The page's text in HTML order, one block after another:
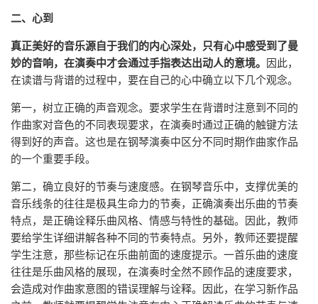
二、心到
真正美好的音乐源自于我们的内心深处，只有心中感受到了曼
妙的音响，在演奏中才会通过手指表达出动人的意境。 因此，
在读谱与背谱的过程中，要在自己的心中确立以下几个观念。
第一，树立正确的声音观念。要求学生在背谱时注意到不同的
作曲家对音色的不同表现要求，在演奏时通过正确的触键方法
得到好的声音。这也是在钢琴演奏中区分不同时期作曲家作品
的一个重要手段。
第二，确立良好的节奏与速度感。在钢琴音乐中，支撑优美的
音乐线条的往往是极具生命力的节奏，正确演奏出乐曲的节奏
特点，是正确诠释乐曲风格、情感与特性的基础。因此，教师
要给学生详细讲解各种不同的节奏特点。另外，教师还要提醒
学生注意，那些标记在乐曲前面的速度提示。一首乐曲的速度
往往是乐曲风格的展现，在演奏时全然不顾作品的速度要求，
会造成对作曲家意图的错误理解与诠释。因此，在学习新作品